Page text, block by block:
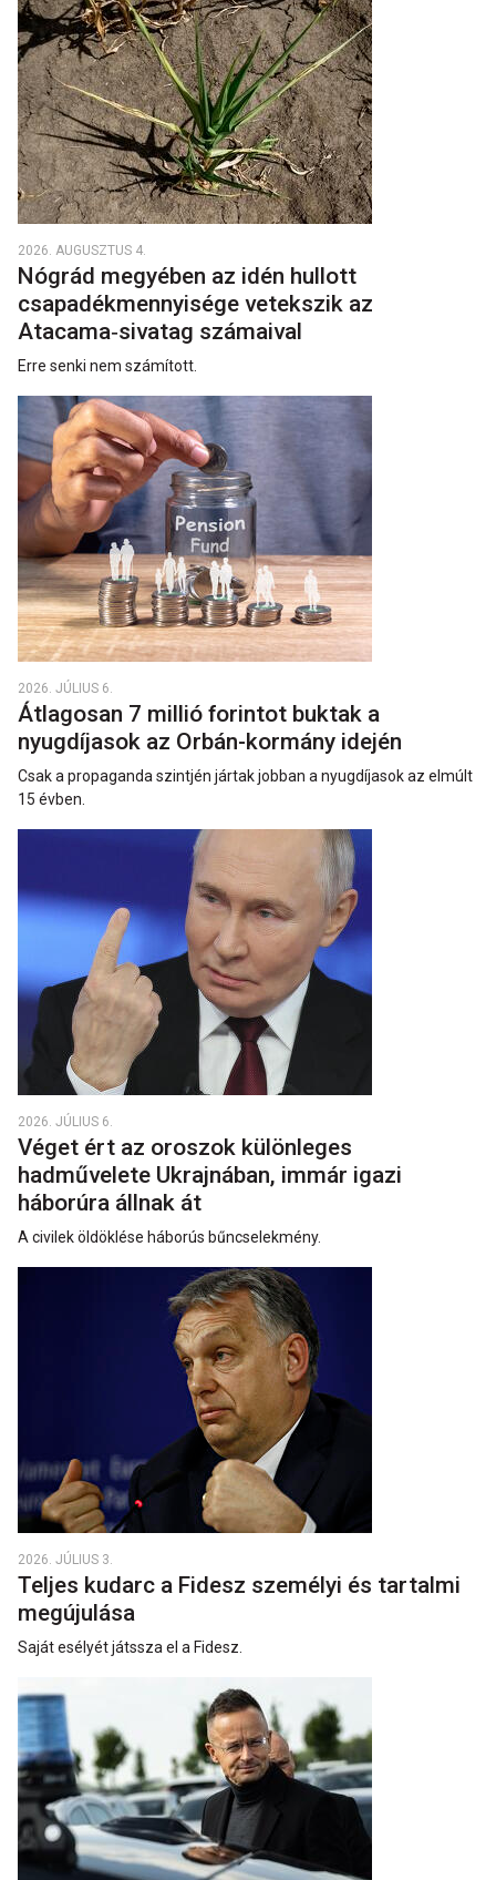
2026. AUGUSZTUS 4.
Nógrád megyében az idén hullott
csapadékmennyisége vetekszik az
Atacama‑sivatag számaival
Erre senki nem számított.
2026. JÚLIUS 6.
Átlagosan 7 millió forintot buktak a
nyugdíjasok az Orbán-kormány idején
Csak a propaganda szintjén jártak jobban a nyugdíjasok az elmúlt
15 évben.
2026. JÚLIUS 6.
Véget ért az oroszok különleges
hadművelete Ukrajnában, immár igazi
háborúra állnak át
A civilek öldöklése háborús bűncselekmény.
2026. JÚLIUS 3.
Teljes kudarc a Fidesz személyi és tartalmi
megújulása
Saját esélyét játssza el a Fidesz.